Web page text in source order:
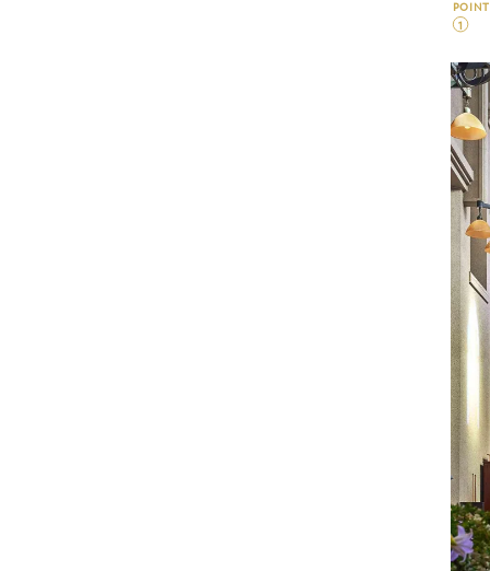
POINT
1